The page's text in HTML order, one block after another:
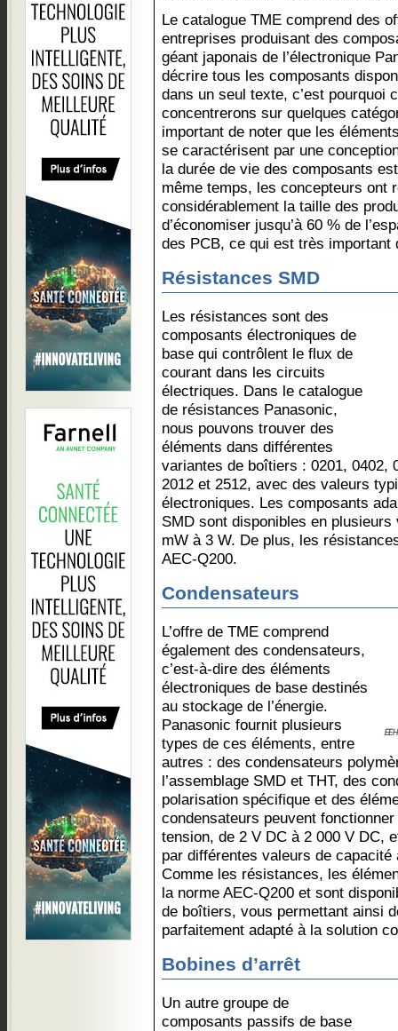
Le catalogue TME comprend des
entreprises produisant des
géant japonais de l’électronique
décrire tous les composants
dans un seul texte, c’est pourquoi
concentrerons sur quelques
important de noter que les
se caractérisent par une
la durée de vie des composants
même temps, les concepteurs ont
considérablement la taille des
d’économiser jusqu’à 60 % de
des PCB, ce qui est très important
Résistances SMD
Les résistances sont des
composants électroniques de
base qui contrôlent le flux de
courant dans les circuits
électriques. Dans le catalogue
de résistances Panasonic,
nous pouvons trouver des
éléments dans différentes
variantes de boîtiers : 0201, 0402,
2012 et 2512, avec des valeurs
électroniques. Les composants
SMD sont disponibles en
mW à 3 W. De plus, les
AEC-Q200.
Condensateurs
L’offre de TME comprend
également des condensateurs,
c’est-à-dire des éléments
électroniques de base destinés
au stockage de l’énergie.
Panasonic fournit plusieurs
types de ces éléments, entre
autres : des condensateurs
l’assemblage SMD et THT, des
polarisation spécifique et des
condensateurs peuvent
tension, de 2 V DC à 2 000 V DC,
par différentes valeurs de capacité
Comme les résistances, les
la norme AEC-Q200 et sont
de boîtiers, vous permettant ainsi
parfaitement adapté à la solution
Bobines d’arrêt
Un autre groupe de
composants passifs de base